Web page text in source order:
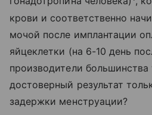
крови и соответственно
мочой после имплантации
яйцеклетки (на 6-10 день
производители
достоверный результат
задержки менструации?